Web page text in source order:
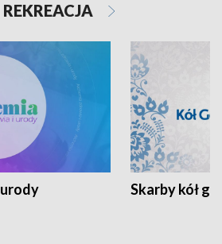
Skarby kół